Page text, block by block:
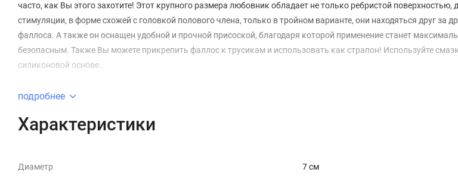
часто, как Вы этого захотите! Этот крупного размера любовник обладает не только ребристой поверхностью,
стимуляции, в форме схожей с головкой полового члена, только в тройном варианте, они находяться друг за
фаллоса. А также он оснащен удобной и прочной присоской, благодаря которой применение станет
безопасным. Также Вы можете прикрепить фаллос к трусикам и использовать как страпон! Используйте
силиконовой основе.
подробнее
Характеристики
Диаметр 7 см